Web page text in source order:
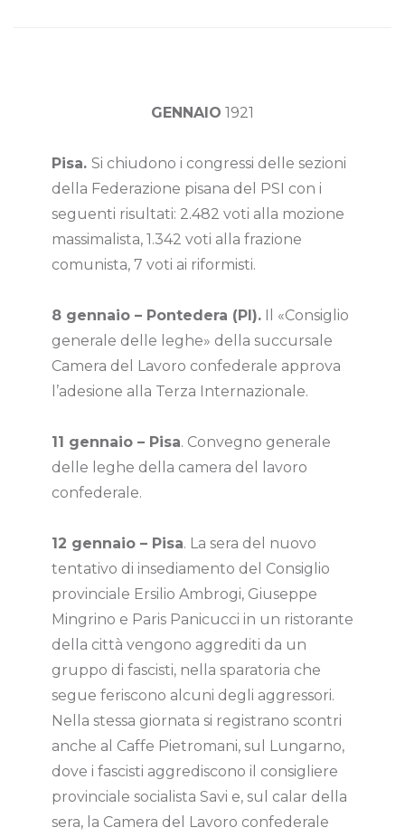
GENNAIO 1921
Pisa. Si chiudono i congressi delle sezioni
della Federazione pisana del PSI con i
seguenti risultati: 2.482 voti alla mozione
massimalista, 1.342 voti alla frazione
comunista, 7 voti ai riformisti.
8 gennaio – Pontedera (PI).Il «Consiglio
generale delle leghe» della succursale
Camera del Lavoro confederale approva
l’adesione alla Terza Internazionale.
11 gennaio – Pisa. Convegno generale
delle leghe della camera del lavoro
confederale.
12 gennaio – Pisa. La sera del nuovo
tentativo di insediamento del Consiglio
provinciale Ersilio Ambrogi, Giuseppe
Mingrino e Paris Panicucci in un ristorante
della città vengono aggrediti da un
gruppo di fascisti, nella sparatoria che
segue feriscono alcuni degli aggressori.
Nella stessa giornata si registrano scontri
anche al Caffe Pietromani, sul Lungarno,
dove i fascisti aggrediscono il consigliere
provinciale socialista Savi e, sul calar della
sera, la Camera del Lavoro confederale